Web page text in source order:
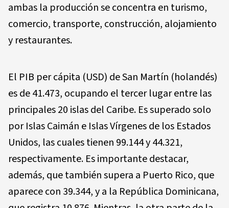
ambas la producción se concentra en turismo,
comercio, transporte, construcción, alojamiento
y restaurantes.
El PIB per cápita (USD) de San Martín (holandés)
es de 41.473, ocupando el tercer lugar entre las
principales 20 islas del Caribe. Es superado solo
por Islas Caimán e Islas Vírgenes de los Estados
Unidos, las cuales tienen 99.144 y 44.321,
respectivamente. Es importante destacar,
además, que también supera a Puerto Rico, que
aparece con 39.344, y a la República Dominicana,